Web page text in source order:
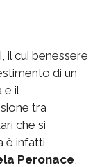
il cui benessere
di un
e il
tra
che si
è infatti
Peronace